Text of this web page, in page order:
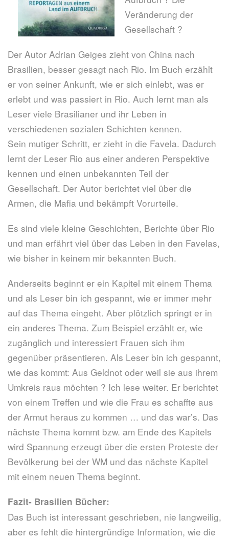
Veränderung der
Gesellschaft ?
Der Autor Adrian Geiges zieht von China nach
Brasilien, besser gesagt nach Rio. Im Buch erzählt
er von seiner Ankunft, wie er sich einlebt, was er
erlebt und was passiert in Rio. Auch lernt man als
Leser viele Brasilianer und ihr Leben in
verschiedenen sozialen Schichten kennen.
Sein mutiger Schritt, er zieht in die Favela. Dadurch
lernt der Leser Rio aus einer anderen Perspektive
kennen und einen unbekannten Teil der
Gesellschaft. Der Autor berichtet viel über die
Armen, die Mafia und bekämpft Vorurteile.
Es sind viele kleine Geschichten, Berichte über Rio
und man erfährt viel über das Leben in den Favelas,
wie bisher in keinem mir bekannten Buch.
Anderseits beginnt er ein Kapitel mit einem Thema
und als Leser bin ich gespannt, wie er immer mehr
auf das Thema eingeht. Aber plötzlich springt er in
ein anderes Thema. Zum Beispiel erzählt er, wie
zugänglich und interessiert Frauen sich ihm
gegenüber präsentieren. Als Leser bin ich gespannt,
wie das kommt: Aus Geldnot oder weil sie aus ihrem
Umkreis raus möchten ? Ich lese weiter. Er berichtet
von einem Treffen und wie die Frau es schaffte aus
der Armut heraus zu kommen … und das war’s. Das
nächste Thema kommt bzw. am Ende des Kapitels
wird Spannung erzeugt über die ersten Proteste der
Bevölkerung bei der WM und das nächste Kapitel
mit einem neuen Thema beginnt.
Fazit- Brasilien Bücher:
Das Buch ist interessant geschrieben, nie langweilig,
aber es fehlt die hintergründige Information, wie die